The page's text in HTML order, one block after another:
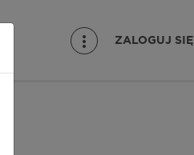
ZALOGUJ SIĘ